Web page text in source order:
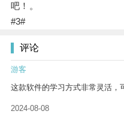
吧！。
#3#
评论
游客
这款软件的学习方式非常灵活，
2024-08-08